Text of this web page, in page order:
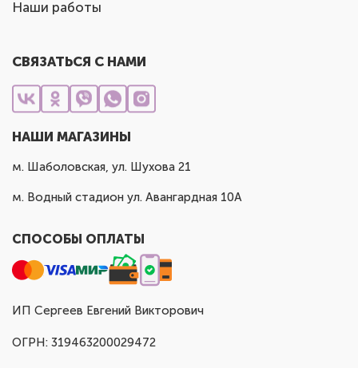
Наши работы
СВЯЗАТЬСЯ С НАМИ
НАШИ МАГАЗИНЫ
м. Шаболовская, ул. Шухова 21
м. Водный стадион ул. Авангардная 10А
СПОСОБЫ ОПЛАТЫ
ИП Сергеев Евгений Викторович
ОГРН: 319463200029472